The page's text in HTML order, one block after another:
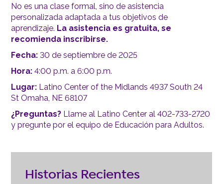
No es una clase formal, sino de asistencia
personalizada adaptada a tus objetivos de
aprendizaje. La asistencia es gratuita, se
recomienda inscribirse.
Fecha: 30 de septiembre de 2025
Hora:4:00 p.m. a 6:00 p.m.
Lugar: Latino Center of the Midlands 4937 South 24
St Omaha, NE 68107
¿Preguntas? Llame al Latino Center al 402-733-2720
y pregunte por el equipo de Educación para Adultos.
Historias Recientes